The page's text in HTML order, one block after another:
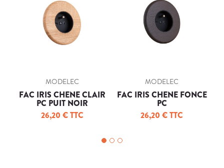
MODELEC
FAC IRIS CHENE CLAIR
PC PUIT NOIR
26,20 € TTC
MODELEC
FAC IRIS CHENE FONCE
PC
26,20 € TTC